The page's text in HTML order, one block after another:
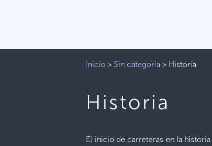
Inicio > Sin categoría > Historia
Historia
El inicio de carreteras en la